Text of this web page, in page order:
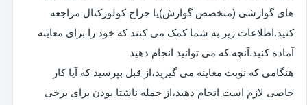
های گوارشی (متخصص گوارش)یا جراح کولورکتال مراجعه
کنید.اطلاعات زیر به شما کمک می کنند که خود را برای معاینه
آماده کنید.آنچه که می توانید انجام دهید
هنگامی که نوبت معاینه می گیرید،از قبل بپرسید که آیا کار
خاصی لازم است انجام دهید،از جمله ناشتا بودن برای برخی